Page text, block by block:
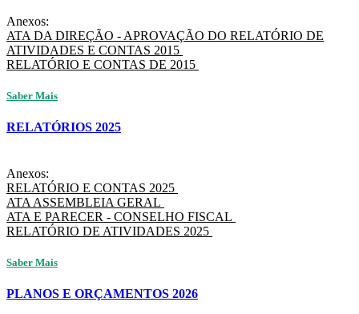
Anexos:
ATA DA DIREÇÃO - APROVAÇÃO DO RELATÓRIO DE
ATIVIDADES E CONTAS 2015
RELATÓRIO E CONTAS DE 2015
Saber Mais
RELATÓRIOS 2025
Anexos:
RELATÓRIO E CONTAS 2025
ATA ASSEMBLEIA GERAL
ATA E PARECER - CONSELHO FISCAL
RELATÓRIO DE ATIVIDADES 2025
Saber Mais
PLANOS E ORÇAMENTOS 2026